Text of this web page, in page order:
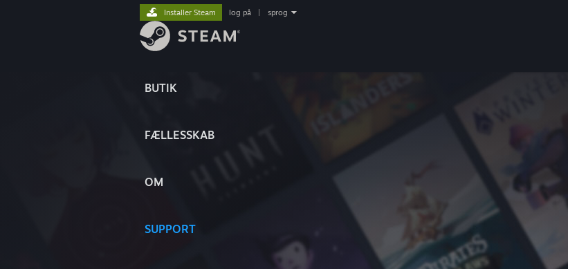
BUTIK
FÆLLESSKAB
OM
SUPPORT
Installer Steam log på sprog